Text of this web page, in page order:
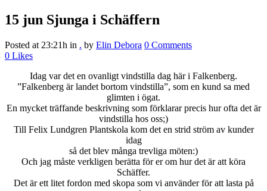
15 jun Sjunga i Schäffern
Posted at 23:21h in . by Elin Debora 0 Comments
0 Likes
Idag var det en ovanligt vindstilla dag här i Falkenberg.
”Falkenberg är landet bortom vindstilla”, som en kund sa med
glimten i ögat.
En mycket träffande beskrivning som förklarar precis hur ofta det är
vindstilla hos oss;)
Till Felix Lundgren Plantskola kom det en strid ström av kunder
idag
så det blev många trevliga möten:)
Och jag måste verkligen berätta för er om hur det är att köra
Schäffer.
Det är ett litet fordon med skopa som vi använder för att lasta på